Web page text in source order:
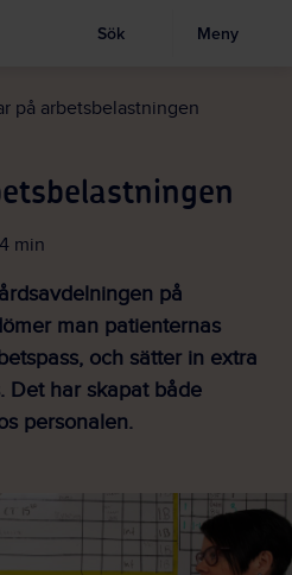
till
Visa sökruta
Sök Meny
på arbetsbelastningen
4 min
på
man patienternas
och sätter in extra
Det har skapat både
personalen.